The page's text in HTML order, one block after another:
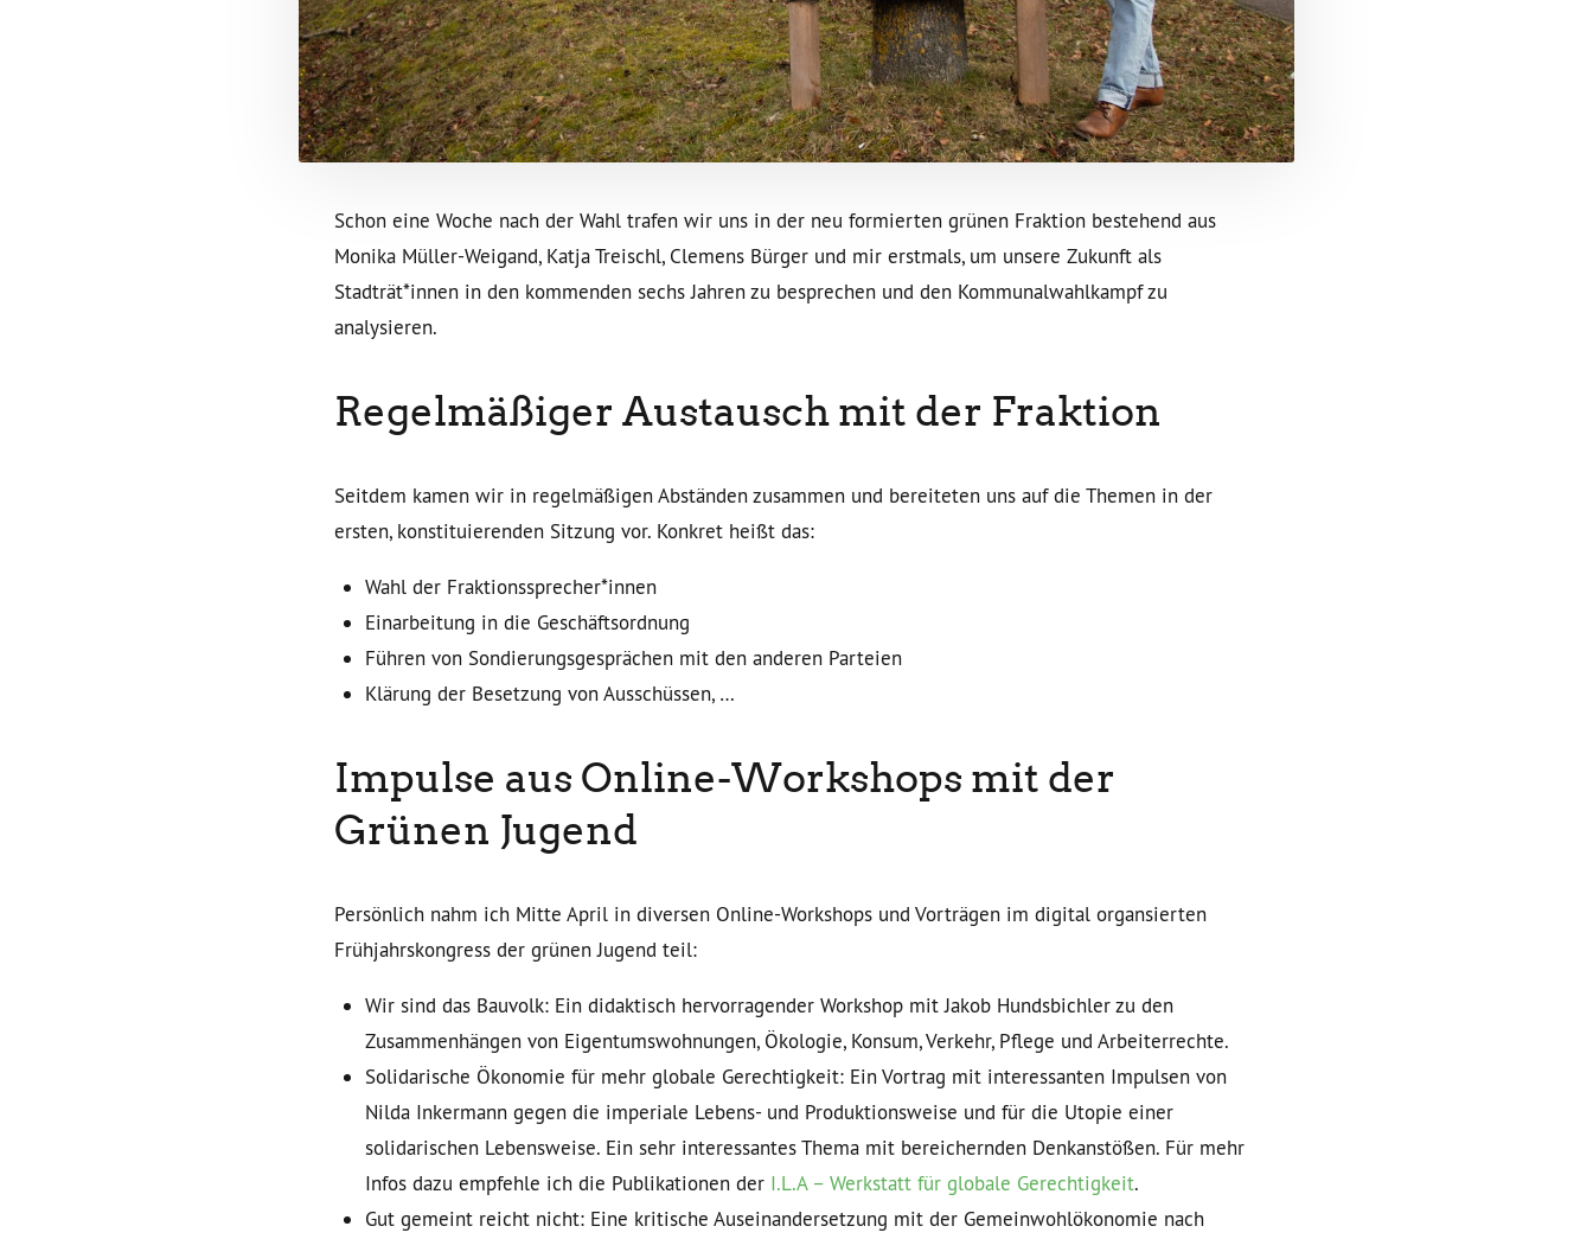
Schon eine Woche nach der Wahl trafen wir uns in der neu formierten grünen Fraktion bestehend aus
Monika Müller-Weigand, Katja Treischl, Clemens Bürger und mir erstmals, um unsere Zukunft als
Stadträt*innen in den kommenden sechs Jahren zu besprechen und den Kommunalwahlkampf zu
analysieren.
Regelmäßiger Austausch mit der Fraktion
Seitdem kamen wir in regelmäßigen Abständen zusammen und bereiteten uns auf die Themen in der
ersten, konstituierenden Sitzung vor. Konkret heißt das:
Wahl der Fraktionssprecher*innen
Einarbeitung in die Geschäftsordnung
Führen von Sondierungsgesprächen mit den anderen Parteien
Klärung der Besetzung von Ausschüssen, …
Impulse aus Online-Workshops mit der
Grünen Jugend
Persönlich nahm ich Mitte April in diversen Online-Workshops und Vorträgen im digital organsierten
Frühjahrskongress der grünen Jugend teil:
Wir sind das Bauvolk: Ein didaktisch hervorragender Workshop mit Jakob Hundsbichler zu den
Zusammenhängen von Eigentumswohnungen, Ökologie, Konsum, Verkehr, Pflege und Arbeiterrechte.
Solidarische Ökonomie für mehr globale Gerechtigkeit: Ein Vortrag mit interessanten Impulsen von
Nilda Inkermann gegen die imperiale Lebens- und Produktionsweise und für die Utopie einer
solidarischen Lebensweise. Ein sehr interessantes Thema mit bereichernden Denkanstößen. Für mehr
Infos dazu empfehle ich die Publikationen der I.L.A – Werkstatt für globale Gerechtigkeit.
Gut gemeint reicht nicht: Eine kritische Auseinandersetzung mit der Gemeinwohlökonomie nach